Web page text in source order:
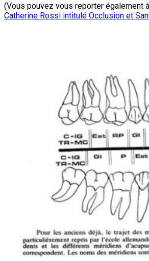
(Vous pouvez vous reporter également à
Catherine Rossi intitulé Occlusion et